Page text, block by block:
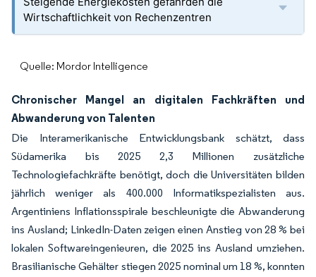
Wirtschaftlichkeit von Rechenzentren
Quelle: Mordor Intelligence
Chronischer Mangel an digitalen Fachkräften und
Abwanderung von Talenten
Die Interamerikanische Entwicklungsbank schätzt, dass
Südamerika bis 2025 2,3 Millionen zusätzliche
Technologiefachkräfte benötigt, doch die Universitäten bilden
jährlich weniger als 400.000 Informatikspezialisten aus.
Argentiniens Inflationsspirale beschleunigte die Abwanderung
ins Ausland; LinkedIn-Daten zeigen einen Anstieg von 28 % bei
lokalen Softwareingenieuren, die 2025 ins Ausland umziehen.
Brasilianische Gehälter stiegen 2025 nominal um 18 %, konnten